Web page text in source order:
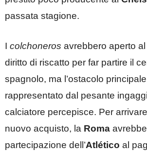
passata stagione.
I colchoneros avrebbero aperto
diritto di riscatto per far partire il
spagnolo, ma l’ostacolo
rappresentato dal pesante
calciatore percepisce. Per
nuovo acquisto, la Roma
partecipazione dell’Atlético al